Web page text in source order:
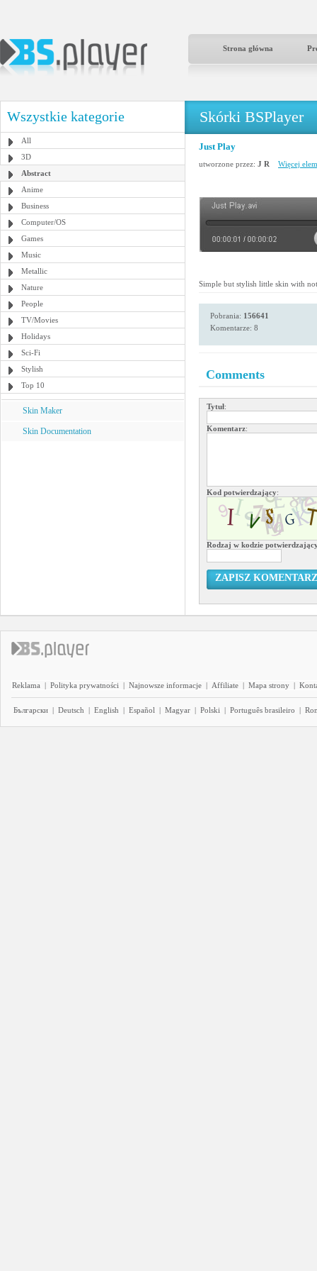
Strona główna
Wszystkie kategorie
All
3D
Abstract
Anime
Business
Computer/OS
Games
Music
Metallic
Nature
People
TV/Movies
Holidays
Sci-Fi
Stylish
Top 10
Skin Maker
Skin Documentation
Skórki BSPlayer
Just Play
utworzone przez: J R Więcej
Simple but stylish little skin with
Pobrania: 156641
Komentarze: 8
Comments
Tytuł:
Komentarz:
Kod potwierdzający:
Rodzaj w kodzie
ZAPISZ KOMENTARZ
Reklama | Polityka prywatności | Najnowsze informacje | Affiliate | Mapa strony |
Български | Deutsch | English | Español | Magyar | Polski | Português brasileiro |